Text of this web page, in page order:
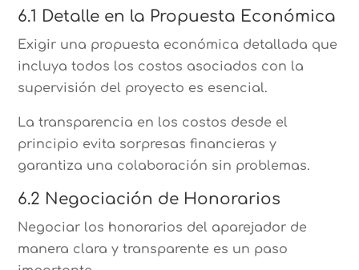
6.1 Detalle en la Propuesta Económica
Exigir una propuesta económica detallada que
incluya todos los costos asociados con la
supervisión del proyecto es esencial.
La transparencia en los costos desde el
principio evita sorpresas financieras y
garantiza una colaboración sin problemas.
6.2 Negociación de Honorarios
Negociar los honorarios del aparejador de
manera clara y transparente es un paso